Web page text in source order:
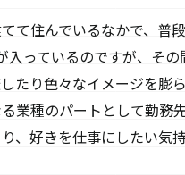
て住んでいるなかで、普
入っているのですが、そ
たり色々なイメージを膨
業種のパートとして勤務
、好きを仕事にしたい気